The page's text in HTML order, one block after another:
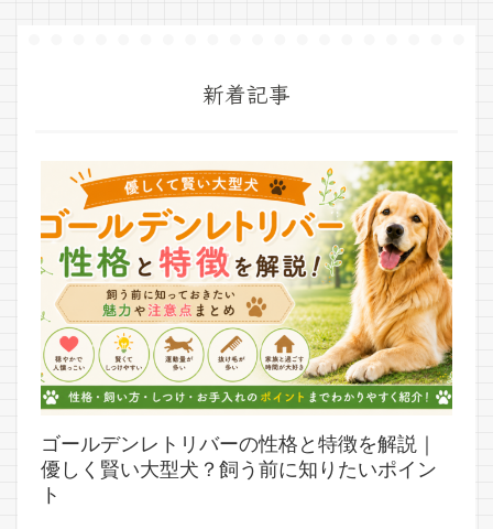
新着記事
ゴールデンレトリバーの性格と特徴を解説｜
優しく賢い大型犬？飼う前に知りたいポイン
ト